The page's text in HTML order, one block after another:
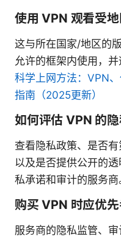
使用 VPN 观看受
这与所在国家/地区的
允许的框架内使用，
科学上网方法：VPN
指南（2025更新）
如何评估 VPN 的隐
查看隐私政策、是否有
以及是否提供公开的
私承诺和审计的服务商
购买 VPN 时应优
服务商的隐私监管、